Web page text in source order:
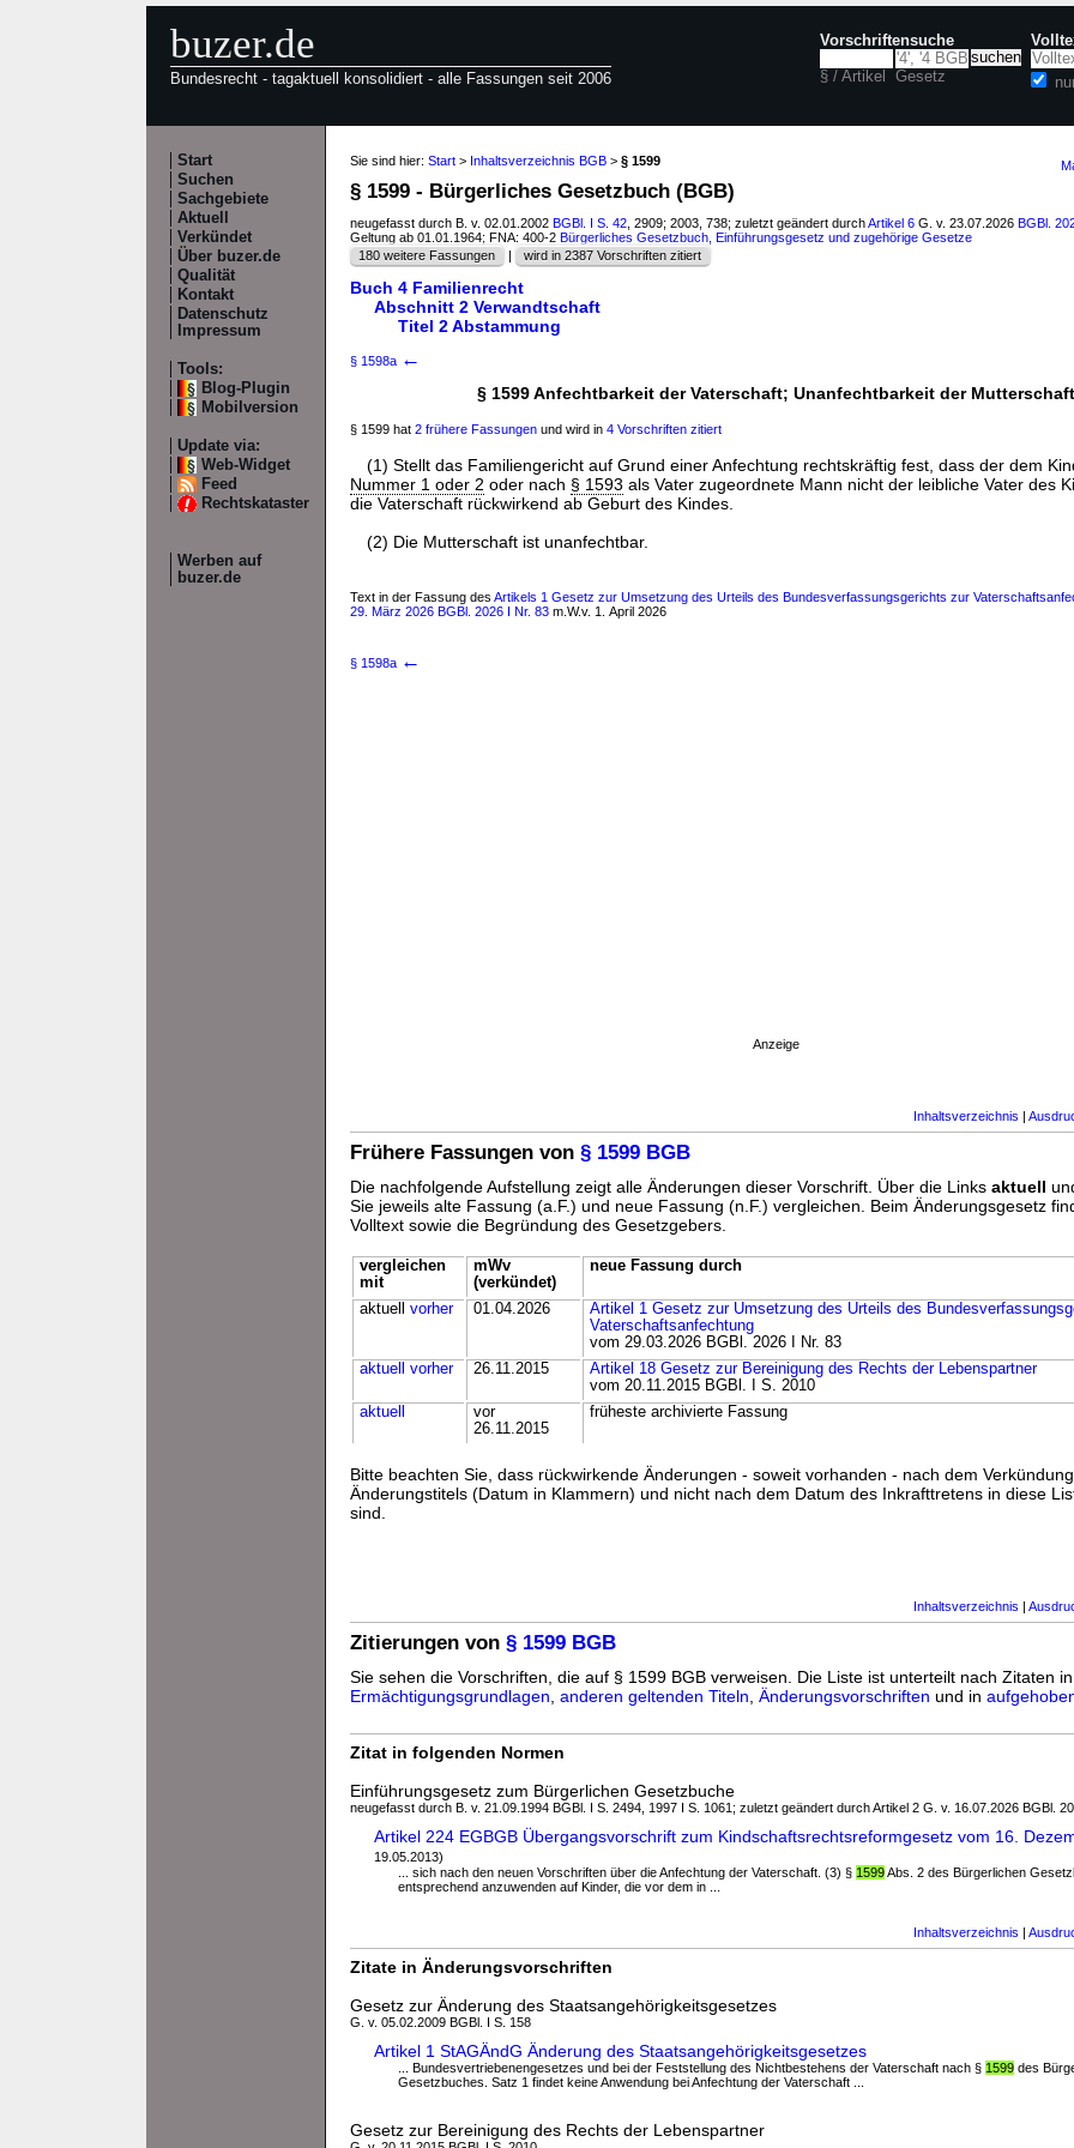
buzer.de
Bundesrecht - tagaktuell konsolidiert - alle Fassungen seit 2006
Vorschriftensuche
§ / Artikel Gesetz
Start
Suchen
Sachgebiete
Aktuell
Verkündet
Über buzer.de
Qualität
Kontakt
Datenschutz
Impressum
Tools:
Blog-Plugin
Mobilversion
Update via:
Web-Widget
Feed
Rechtskataster
Werben auf
buzer.de
Sie sind hier: Start > Inhaltsverzeichnis BGB > § 1599
§ 1599 - Bürgerliches Gesetzbuch (BGB)
neugefasst durch B. v. 02.01.2002 BGBl. I S. 42 , 2909; 2003, 738; zuletzt geändert durchArtikel 6 G. v. 23.07.2026 BGBl.
Geltung ab 01.01.1964; FNA: 400-2 Bürgerliches Gesetzbuch, Einführungsgesetz und zugehörige Gesetze
180 weitere Fassungen
| wird in 2387 Vorschriften zitiert
Buch 4 Familienrecht
Abschnitt 2 Verwandtschaft
Titel 2 Abstammung
§ 1598a ←
§ 1599 Anfechtbarkeit der Vaterschaft; Unanfechtbarkeit der Mutterschaft
§ 1599 hat 2 frühere Fassungen und wird in 4 Vorschriften zitiert
(1) Stellt das Familiengericht auf Grund einer Anfechtung rechtskräftig fest, dass der dem
Nummer 1 oder 2 oder nach § 1593 als Vater zugeordnete Mann nicht der leibliche Vater des
die Vaterschaft rückwirkend ab Geburt des Kindes.
(2) Die Mutterschaft ist unanfechtbar.
Text in der Fassung des Artikels 1 Gesetz zur Umsetzung des Urteils des Bundesverfassungsgerichts zur
29. März 2026 BGBl. 2026 I Nr. 83 m.W.v. 1. April 2026
§ 1598a ←
Anzeige
Inhaltsverzeichnis |
Frühere Fassungen von § 1599 BGB
Die nachfolgende Aufstellung zeigt alle Änderungen dieser Vorschrift. Über die Links aktuell
Sie jeweils alte Fassung (a.F.) und neue Fassung (n.F.) vergleichen. Beim Änderungsgesetz
Volltext sowie die Begründung des Gesetzgebers.
vergleichen
mit
mWv
(verkündet)
neue Fassung durch
aktuell vorher 01.04.2026
Artikel 1 Gesetz zur Umsetzung des Urteils des
Vaterschaftsanfechtung
vom 29.03.2026 BGBl. 2026 I Nr. 83
aktuell
vorher 26.11.2015
Artikel 18 Gesetz zur Bereinigung des Rechts der Lebenspartner
vom 20.11.2015 BGBl. I S. 2010
aktuell
vor
26.11.2015
früheste archivierte Fassung
Bitte beachten Sie, dass rückwirkende Änderungen - soweit vorhanden - nach dem
Änderungstitels (Datum in Klammern) und nicht nach dem Datum des Inkrafttretens in diese
sind.
Inhaltsverzeichnis |
Zitierungen von § 1599 BGB
Sie sehen die Vorschriften, die auf § 1599 BGB verweisen. Die Liste ist unterteilt nach Zitaten in
Ermächtigungsgrundlagen anderen geltenden Titeln Änderungsvorschriften und in
Zitat in folgenden Normen
Einführungsgesetz zum Bürgerlichen Gesetzbuche
neugefasst durch B. v. 21.09.1994 BGBl. I S. 2494, 1997 I S. 1061; zuletzt geändert durch Artikel 2 G. v. 16.07.2026 BGBl.
Artikel 224 EGBGB Übergangsvorschrift zum Kindschaftsrechtsreformgesetz vom 16.
19.05.2013)
... sich nach den neuen Vorschriften über die Anfechtung der Vaterschaft. (3) § 1599Abs. 2 des Bürgerlichen
entsprechend anzuwenden auf Kinder, die vor dem in ...
Inhaltsverzeichnis |
Zitate in Änderungsvorschriften
Gesetz zur Änderung des Staatsangehörigkeitsgesetzes
G. v. 05.02.2009 BGBl. I S. 158
Artikel 1 StAGÄndG Änderung des Staatsangehörigkeitsgesetzes
... Bundesvertriebenengesetzes und bei der Feststellung des Nichtbestehens der Vaterschaft nach § 1599 des
Gesetzbuches. Satz 1 findet keine Anwendung bei Anfechtung der Vaterschaft ...
Gesetz zur Bereinigung des Rechts der Lebenspartner